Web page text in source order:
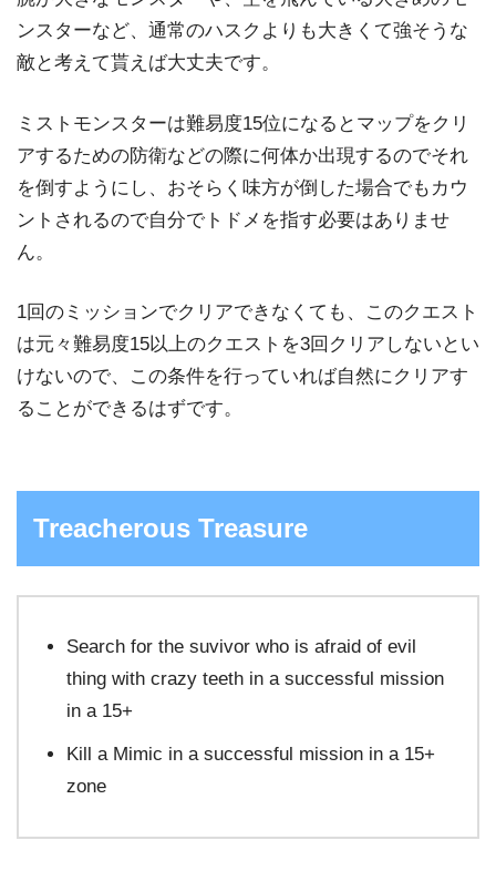
ンスターなど、通常のハスクよりも大きくて強そうな
敵と考えて貰えば大丈夫です。
ミストモンスターは難易度15位になるとマップをクリ
アするための防衛などの際に何体か出現するのでそれ
を倒すようにし、おそらく味方が倒した場合でもカウ
ントされるので自分でトドメを指す必要はありませ
ん。
1回のミッションでクリアできなくても、このクエスト
は元々難易度15以上のクエストを3回クリアしないとい
けないので、この条件を行っていれば自然にクリアす
ることができるはずです。
Treacherous Treasure
Search for the suvivor who is afraid of evil
thing with crazy teeth in a successful mission
in a 15+
Kill a Mimic in a successful mission in a 15+
zone